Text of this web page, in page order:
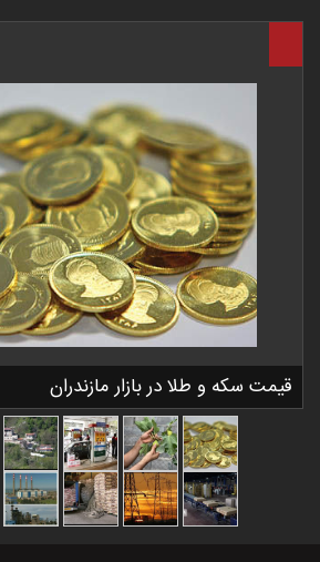
قیمت سکه و طلا در بازار مازندران